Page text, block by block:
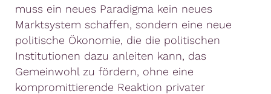
muss ein neues Paradigma kein neues
Marktsystem schaffen, sondern eine neue
politische Ökonomie, die die politischen
Institutionen dazu anleiten kann, das
Gemeinwohl zu fördern, ohne eine
kompromittierende Reaktion privater